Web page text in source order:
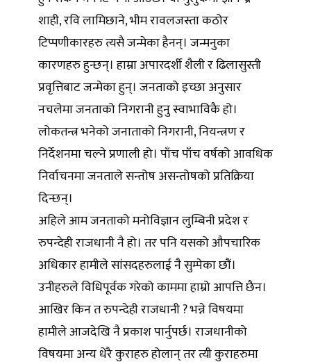
शाही, रवि लामिछाने, भीम रावलजस्ता कठोर
टिप्पणीकारहरु त्यसै जन्मेका हैनन्। जन्मनुका
कारणहरु हुन्छन्। हाम्रा अपारदर्शी शैली र ढिलासुस्ती
प्रवृत्तिबाट जन्मेका हुन्। जनताको इच्छा अनुसार
नचलेमा जनताको निगरानी हुनु स्वाभाविकै हो।
लोकतन्त्र भनेको जनाताको निगरानी, नियन्त्रण र
निर्देशनमा चल्ने प्रणाली हो। पाँच पाँच वर्षको आवधिक
निर्वाचनमा जनताले सन्तोष असन्तोषको प्रतिक्रिया
दिन्छन्।
अहिले आम जनताको मनोविज्ञान लुम्बिनी प्रदेश र
रुपन्देही राजधानी नै हो। तर पनि यसको औपचारिक
अधिकार हामीले सांसदहरुलाई नै सुम्पेका छौं।
उनीहरुले विधिपूर्वक गरेको काममा हाम्रो आपत्ति छैन।
आखिर किन त रुपन्देही राजधानी ? भन्ने विषयमा
हामीले आजदेखि नै प्रकाश पार्नुपर्छ। राजधानीको
विषयमा अन्य धेरै कुराहरु होलान् तर त्यी कुराहरुमा